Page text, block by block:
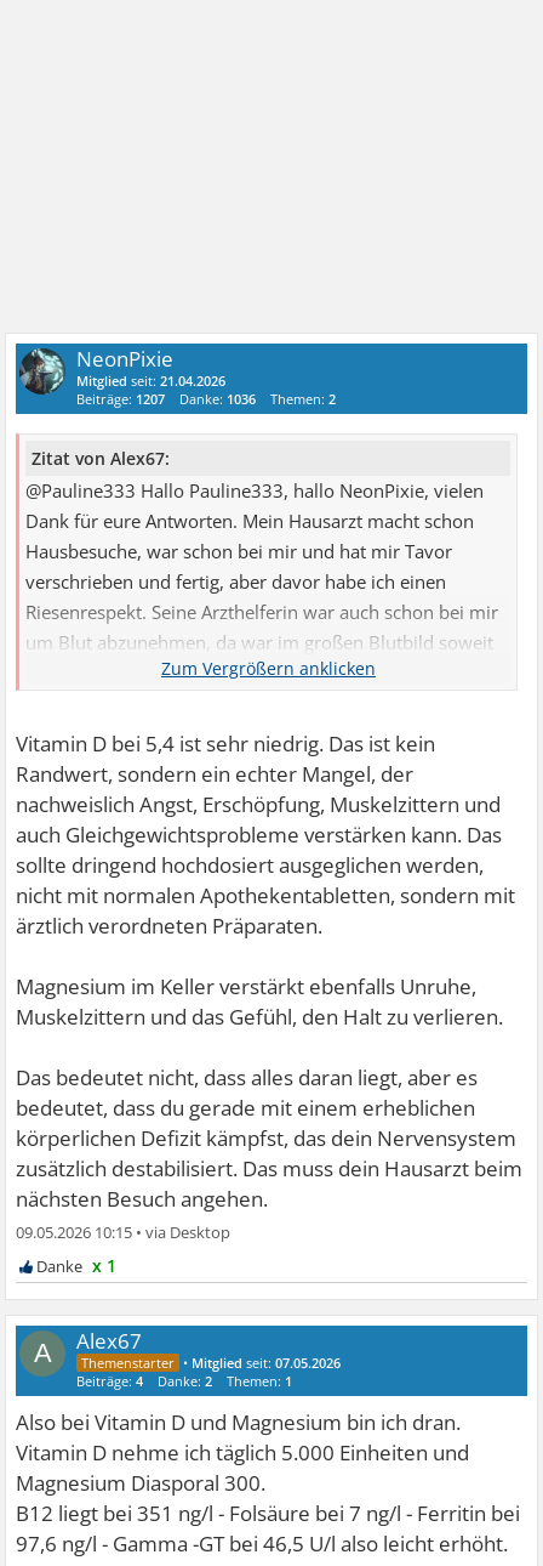
NeonPixie
Mitglied seit:21.04.2026
Beiträge: 1207 Danke: 1036 Themen:2
Zitat von Alex67:
@Pauline333 Hallo Pauline333, hallo NeonPixie, vielen
Dank für eure Antworten. Mein Hausarzt macht schon
Hausbesuche, war schon bei mir und hat mir Tavor
verschrieben und fertig, aber davor habe ich einen
Riesenrespekt. Seine Arzthelferin war auch schon bei mir
um Blut abzunehmen, da war im großen Blutbild soweit
Vitamin D bei 5,4 ist sehr niedrig. Das ist kein
Randwert, sondern ein echter Mangel, der
nachweislich Angst, Erschöpfung, Muskelzittern und
auch Gleichgewichtsprobleme verstärken kann. Das
sollte dringend hochdosiert ausgeglichen werden,
nicht mit normalen Apothekentabletten, sondern mit
ärztlich verordneten Präparaten.
Magnesium im Keller verstärkt ebenfalls Unruhe,
Muskelzittern und das Gefühl, den Halt zu verlieren.
Das bedeutet nicht, dass alles daran liegt, aber es
bedeutet, dass du gerade mit einem erheblichen
körperlichen Defizit kämpfst, das dein Nervensystem
zusätzlich destabilisiert. Das muss dein Hausarzt beim
nächsten Besuch angehen.
09.05.2026 10:15 •
x 1
A Alex67
• Mitglied seit:07.05.2026
Beiträge:4 Danke:2 Themen: 1
Also bei Vitamin D und Magnesium bin ich dran.
Vitamin D nehme ich täglich 5.000 Einheiten und
Magnesium Diasporal 300.
B12 liegt bei 351 ng/l - Folsäure bei 7 ng/l - Ferritin bei
97,6 ng/l - Gamma -GT bei 46,5 U/l also leicht erhöht.